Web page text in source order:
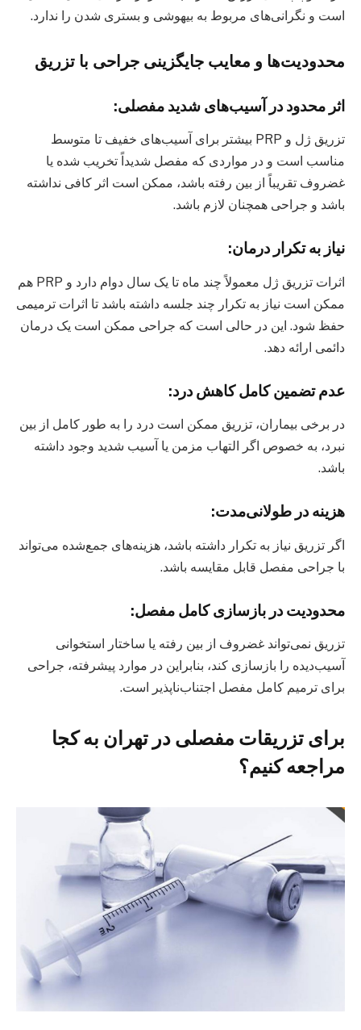
است و نگرانی‌های مربوط به بیهوشی و بستری شدن را ندارد.
محدودیت‌ها و معایب جایگزینی جراحی با تزریق
اثر محدود در آسیب‌های شدید مفصلی:
تزریق ژل و PRP بیشتر برای آسیب‌های خفیف تا متوسط
مناسب است و در مواردی که مفصل شدیداً تخریب شده یا
غضروف تقریباً از بین رفته باشد، ممکن است اثر کافی نداشته
باشد و جراحی همچنان لازم باشد.
نیاز به تکرار درمان:
اثرات تزریق ژل معمولاً چند ماه تا یک سال دوام دارد و PRP هم
ممکن است نیاز به تکرار چند جلسه داشته باشد تا اثرات ترمیمی
حفظ شود. این در حالی است که جراحی ممکن است یک درمان
دائمی ارائه دهد.
عدم تضمین کامل کاهش درد:
در برخی بیماران، تزریق ممکن است درد را به طور کامل از بین
نبرد، به خصوص اگر التهاب مزمن یا آسیب شدید وجود داشته
باشد.
هزینه در طولانی‌مدت:
اگر تزریق نیاز به تکرار داشته باشد، هزینه‌های جمع‌شده می‌تواند
با جراحی مفصل قابل مقایسه باشد.
محدودیت در بازسازی کامل مفصل:
تزریق نمی‌تواند غضروف از بین رفته یا ساختار استخوانی
آسیب‌دیده را بازسازی کند، بنابراین در موارد پیشرفته، جراحی
برای ترمیم کامل مفصل اجتناب‌ناپذیر است.
برای تزریقات مفصلی در تهران به کجا
مراجعه کنیم؟